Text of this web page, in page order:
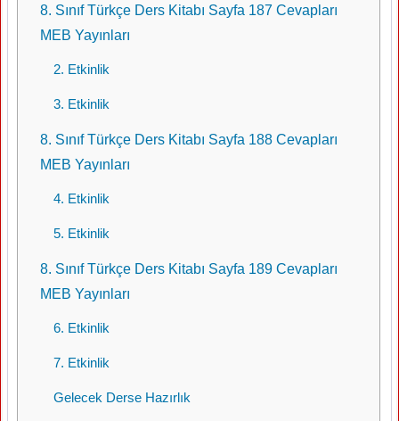
8. Sınıf Türkçe Ders Kitabı Sayfa 187 Cevapları
MEB Yayınları
2. Etkinlik
3. Etkinlik
8. Sınıf Türkçe Ders Kitabı Sayfa 188 Cevapları
MEB Yayınları
4. Etkinlik
5. Etkinlik
8. Sınıf Türkçe Ders Kitabı Sayfa 189 Cevapları
MEB Yayınları
6. Etkinlik
7. Etkinlik
Gelecek Derse Hazırlık